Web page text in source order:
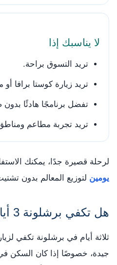
لا يناسبك إذا
تريد التسوق براحة.
تريد زيارة كوستا برافا
تفضل برنامجًا هادئًا
تريد تجربة مطاعم
لرحلة قصيرة جدًا، يمكنك
يومين لتوزيع المعالم بدون
هل تكفي برشلونة 3 أيام؟
ثلاثة أيام في برشلونة تكفي
جيدة، خصوصًا إذا كان السكن